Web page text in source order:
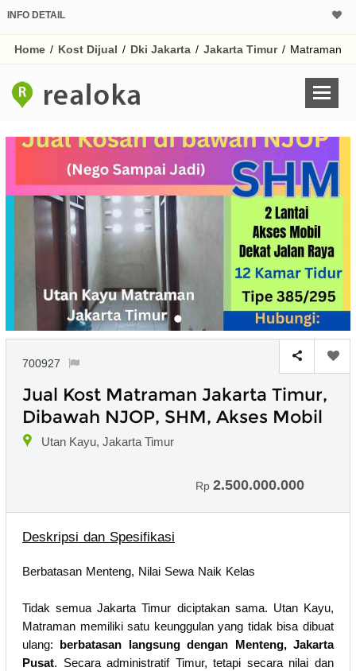
INFO DETAIL
Home / Kost Dijual / Dki Jakarta / Jakarta Timur / Matraman
700927
Jual Kost Matraman Jakarta Timur,
Dibawah NJOP, SHM, Akses Mobil
Utan Kayu, Jakarta Timur
Rp 2.500.000.000
Deskripsi dan Spesifikasi
Berbatasan Menteng, Nilai Sewa Naik Kelas
Tidak semua Jakarta Timur diciptakan sama. Utan Kayu,
Matraman memiliki satu keunggulan yang tidak bisa dibuat
ulang: berbatasan langsung dengan Menteng, Jakarta
Pusat. Secara administratif Timur, tetapi secara nilai dan